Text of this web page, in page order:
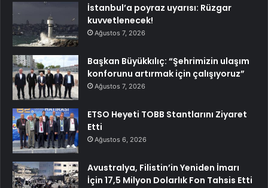
İstanbul’a poyraz uyarısı: Rüzgar
kuvvetlenecek!
Ağustos 7, 2026
Başkan Büyükkılıç: “Şehrimizin ulaşım
konforunu artırmak için çalışıyoruz”
Ağustos 7, 2026
ETSO Heyeti TOBB Stantlarını Ziyaret
Etti
Ağustos 6, 2026
Avustralya, Filistin’in Yeniden İmarı
İçin 17,5 Milyon Dolarlık Fon Tahsis Etti